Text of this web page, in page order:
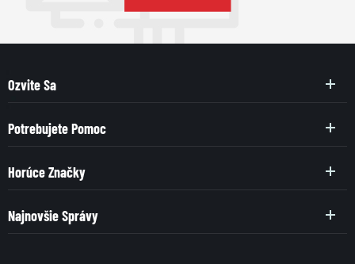
Ozvite Sa
Potrebujete Pomoc
Horúce Značky
Najnovšie Správy